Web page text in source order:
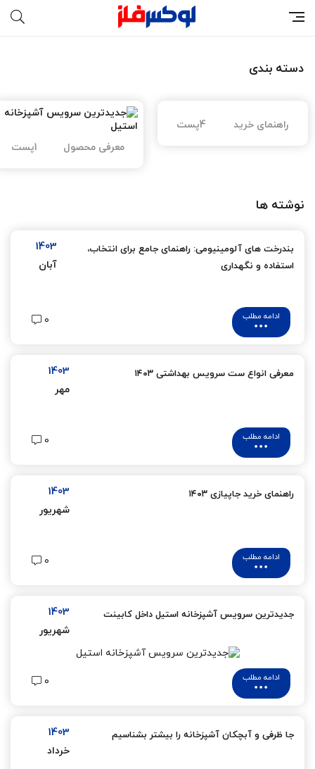
دسته بندی
راهنمای خرید
4پست
معرفی محصول
1پست
نوشته ها
بندرخت های آلومینیومی: راهنمای جامع برای انتخاب،
استفاده و نگهداری
1403
آبان
ادامه مطلب 0
معرفی انواع ست سرویس بهداشتی ۱۴۰۳ 1403
مهر
ادامه مطلب 0
راهنمای خرید جاپیازی ۱۴۰۳ 1403
شهریور
ادامه مطلب 0
جدیدترین سرویس آشپزخانه استیل داخل کابینت 1403
شهریور
ادامه مطلب 0
جا ظرفی و آبچکان آشپزخانه را بیشتر بشناسیم 1403
خرداد